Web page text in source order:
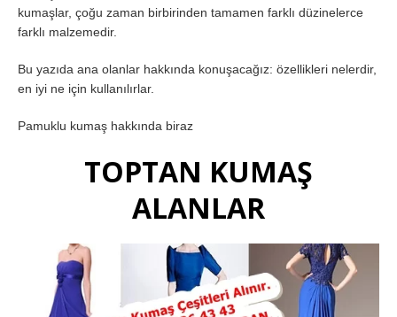
kumaşlar, çoğu zaman birbirinden tamamen farklı düzinelerce
farklı malzemedir.
Bu yazıda ana olanlar hakkında konuşacağız: özellikleri nelerdir,
en iyi ne için kullanılırlar.
Pamuklu kumaş hakkında biraz
TOPTAN KUMAŞ
ALANLAR